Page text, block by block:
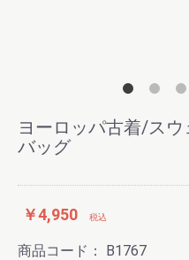
ヨーロッパ古着/ス
バッグ
￥4,950 税込
商品コード： B1767